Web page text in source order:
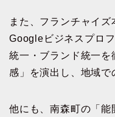
また、フランチャイ
Googleビジネスプロ
統一・ブランド統一
感」を演出し、地域で
他にも、南森町の「能